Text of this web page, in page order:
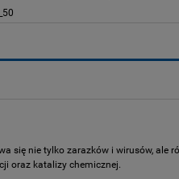
się nie tylko zarazków i wirusów, ale
oraz katalizy chemicznej.